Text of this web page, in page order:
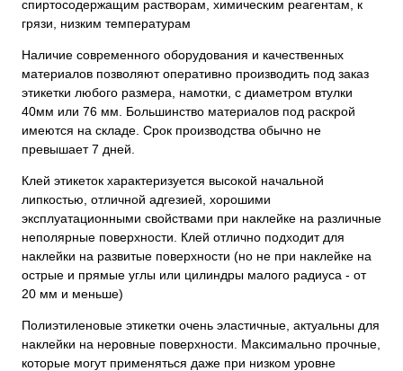
спиртосодержащим растворам, химическим реагентам, к
грязи, низким температурам
Наличие современного оборудования и качественных
материалов позволяют оперативно производить под заказ
этикетки любого размера, намотки, с диаметром втулки
40мм или 76 мм. Большинство материалов под раскрой
имеются на складе. Срок производства обычно не
превышает 7 дней.
Клей этикеток характеризуется высокой начальной
липкостью, отличной адгезией, хорошими
эксплуатационными свойствами при наклейке на различные
неполярные поверхности. Клей отлично подходит для
наклейки на развитые поверхности (но не при наклейке на
острые и прямые углы или цилиндры малого радиуса - от
20 мм и меньше)
Полиэтиленовые этикетки очень эластичные, актуальны для
наклейки на неровные поверхности. Максимально прочные,
которые могут применяться даже при низком уровне